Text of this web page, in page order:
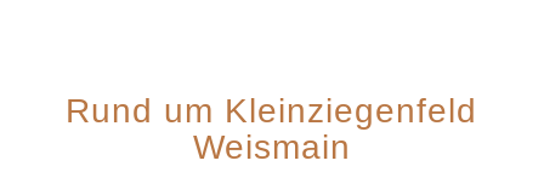
Rund um Kleinziegenfeld
Weismain